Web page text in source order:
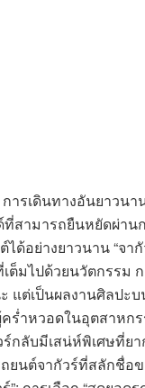
ารเดินทางอันยาวน
ามารถยืนหยัดผ่าน
อย่างยาวนาน “จา
ต็มไปด้วยนวัตกรรม
แต่เป็นผลงานศิลป
ร่ำหวอดในอุตสาห
ลับมีเสน่ห์พิเศษที่ย
ยนต์จากัวร์ที่สลักชื่อ